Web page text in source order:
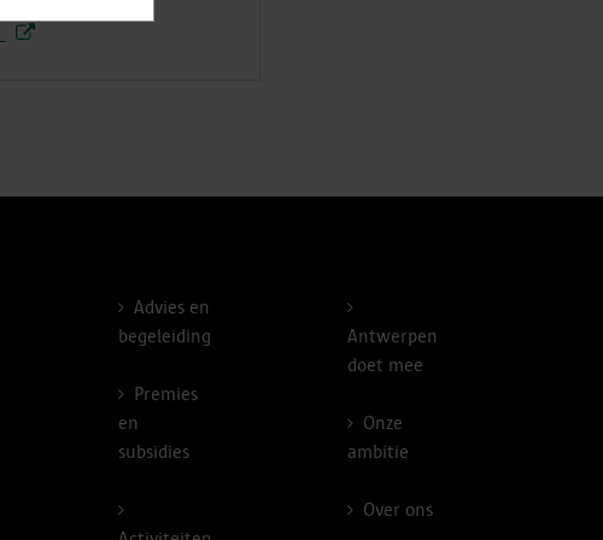
Advies en
begeleiding
Premies
en
subsidies
Antwerpen
doet mee
Onze
ambitie
Over ons